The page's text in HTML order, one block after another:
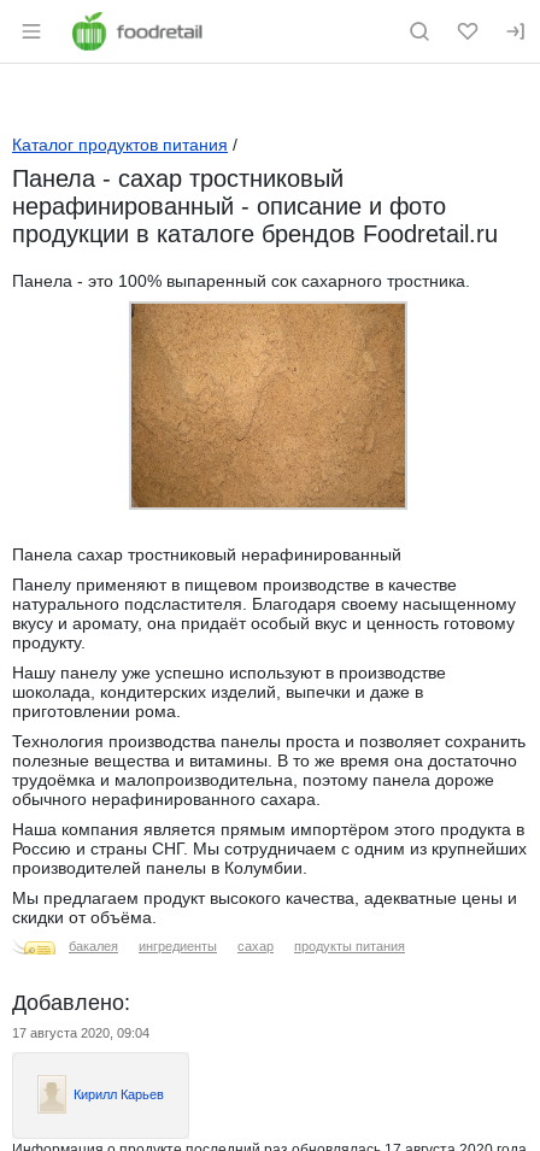
Раздел навигации по сайту
Каталог продуктов питания /
Панела - сахар тростниковый
нерафинированный - описание и фото
продукции в каталоге брендов Foodretail.ru
Панела - это 100% выпаренный сок сахарного тростника.
Панела сахар тростниковый нерафинированный
Панелу применяют в пищевом производстве в качестве
натурального подсластителя. Благодаря своему насыщенному
вкусу и аромату, она придаёт особый вкус и ценность готовому
продукту.
Нашу панелу уже успешно используют в производстве
шоколада, кондитерских изделий, выпечки и даже в
приготовлении рома.
Технология производства панелы проста и позволяет сохранить
полезные вещества и витамины. В то же время она достаточно
трудоёмка и малопроизводительна, поэтому панела дороже
обычного нерафинированного сахара.
Наша компания является прямым импортёром этого продукта в
Россию и страны СНГ. Мы сотрудничаем с одним из крупнейших
производителей панелы в Колумбии.
Мы предлагаем продукт высокого качества, адекватные цены и
скидки от объёма.
бакалея ингредиенты сахар продукты питания
Добавлено:
17 августа 2020, 09:04
Кирилл Карьев